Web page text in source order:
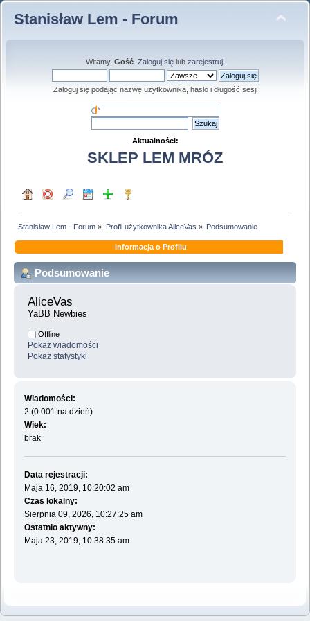
Stanisław Lem - Forum
Witamy, Gość. Zaloguj sięlub zarejestruj.
Zaloguj się podając nazwę użytkownika, hasło i długość sesji
Aktualności:
SKLEP LEM MRÓZ
Stanisław Lem - Forum » Profil użytkownika AliceVas » Podsumowanie
Informacja o Profilu
Podsumowanie
AliceVas
YaBB Newbies
Offline
Pokaż wiadomości
Pokaż statystyki
Wiadomości:
2 (0.001 na dzień)
Wiek:
brak
Data rejestracji:
Maja 16, 2019, 10:20:02 am
Czas lokalny:
Sierpnia 09, 2026, 10:27:25 am
Ostatnio aktywny:
Maja 23, 2019, 10:38:35 am